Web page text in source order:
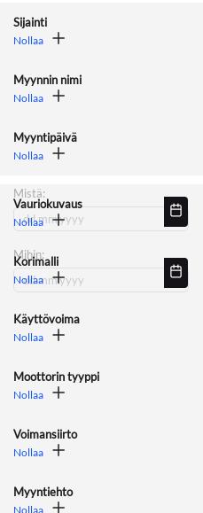
Sijainti
Nollaa
Myynnin nimi
Nollaa
Myyntipäivä
Nollaa
Mistä:
Mihin:
Vauriokuvaus
Nollaa
Korimalli
Nollaa
Käyttövoima
Nollaa
Moottorin tyyppi
Nollaa
Voimansiirto
Nollaa
Myyntiehto
Nollaa